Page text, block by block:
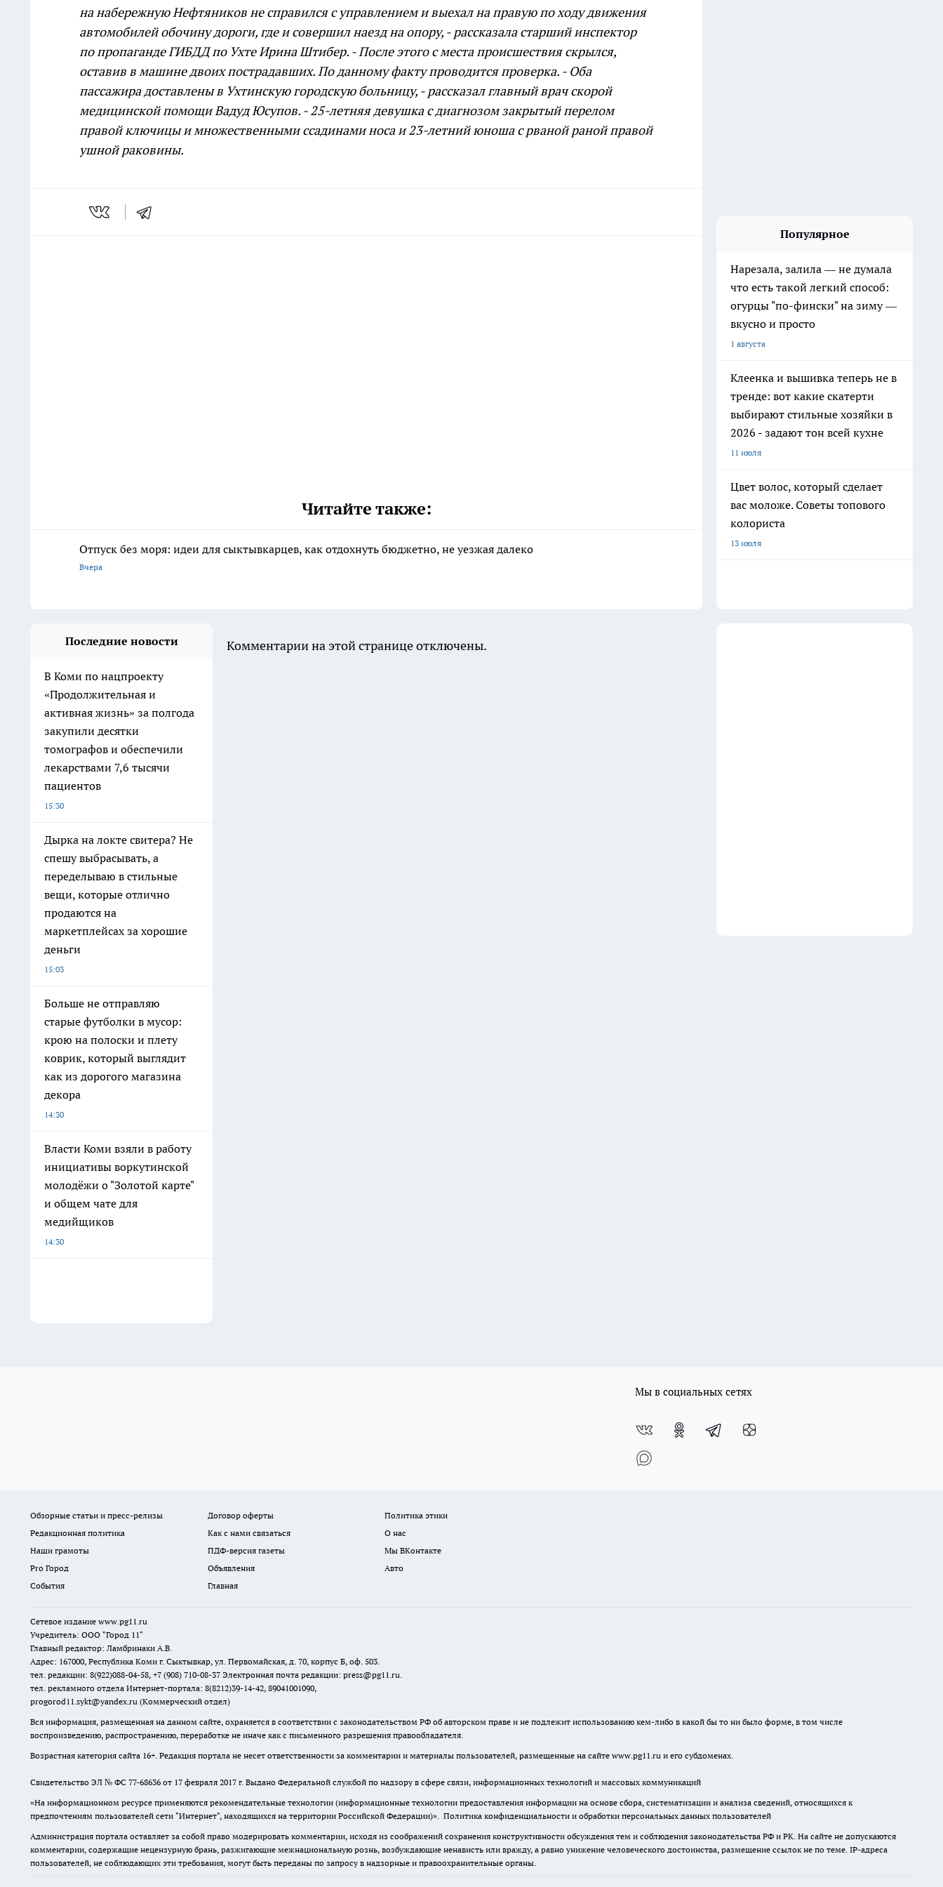
на набережную Нефтяников не справился с управлением и выехал на правую по ходу движения
автомобилей обочину дороги, где и совершил наезд на опору, - рассказала старший инспектор
по пропаганде ГИБДД по Ухте Ирина Штибер. - После этого с места происшествия скрылся,
оставив в машине двоих пострадавших. По данному факту проводится проверка. - Оба
пассажира доставлены в Ухтинскую городскую больницу, - рассказал главный врач скорой
медицинской помощи Вадуд Юсупов. - 25-летняя девушка с диагнозом закрытый перелом
правой ключицы и множественными ссадинами носа и 23-летний юноша с рваной раной правой
ушной раковины.
Читайте также:
Отпуск без моря: идеи для сыктывкарцев, как отдохнуть бюджетно, не уезжая далеко
Вчера
Популярное
Нарезала, залила — не думала
что есть такой легкий способ:
огурцы "по-фински" на зиму —
вкусно и просто
1 августа
Клеенка и вышивка теперь не в
тренде: вот какие скатерти
выбирают стильные хозяйки в
2026 - задают тон всей кухне
11 июля
Цвет волос, который сделает
вас моложе. Советы топового
колориста
13 июля
Последние новости
В Коми по нацпроекту
«Продолжительная и
активная жизнь» за полгода
закупили десятки
томографов и обеспечили
лекарствами 7,6 тысячи
пациентов
15:30
Дырка на локте свитера? Не
спешу выбрасывать, а
переделываю в стильные
вещи, которые отлично
продаются на
маркетплейсах за хорошие
деньги
15:03
Больше не отправляю
старые футболки в мусор:
крою на полоски и плету
коврик, который выглядит
как из дорогого магазина
декора
14:30
Власти Коми взяли в работу
инициативы воркутинской
молодёжи о "Золотой карте"
и общем чате для
медийщиков
14:30
Комментарии на этой странице отключены.
Мы в социальных сетях
Обзорные статьи и пресс-релизы Договор оферты
Политика этики
Редакционная политика
Как с нами связаться
О нас
Наши грамоты
ПДФ-версия газеты
Мы ВКонтакте
Pro Город
Объявления
Авто
События
Главная
Сетевое издание www.pg11.ru
Учредитель: ООО "Город 11"
Главный редактор: Ламбринаки А.В.
Адрес: 167000, Республика Коми г. Сыктывкар, ул. Первомайская, д. 70, корпус Б, оф. 503.
тел. редакции: 8(922)088-04-58, +7 (908) 710-08-37 Электронная почта редакции: press@pg11.ru.
тел. рекламного отдела Интернет-портала: 8(8212)39-14-42, 89041001090,
progorod11.sykt@yandex.ru (Коммерческий отдел)
Вся информация, размещенная на данном сайте, охраняется в соответствии с законодательством РФ об авторском праве и не подлежит использованию кем-либо в какой бы то ни было форме, в том числе
воспроизведению, распространению, переработке не иначе как с письменного разрешения правообладателя.
Возрастная категория сайта 16+. Редакция портала не несет ответственности за комментарии и материалы пользователей, размещенные на сайте www.pg11.ru и его субдоменах.
Свидетельство ЭЛ № ФС 77-68636 от 17 февраля 2017 г. Выдано Федеральной службой по надзору в сфере связи, информационных технологий и массовых коммуникаций
«На информационном ресурсе применяются рекомендательные технологии (информационные технологии предоставления информации на основе сбора, систематизации и анализа сведений, относящихся к
предпочтениям пользователей сети "Интернет", находящихся на территории Российской Федерации)». Политика конфиденциальности и обработки персональных данных пользователей
Администрация портала оставляет за собой право модерировать комментарии, исходя из соображений сохранения конструктивности обсуждения тем и соблюдения законодательства РФ и РК. На сайте не допускаются
комментарии, содержащие нецензурную брань, разжигающие межнациональную рознь, возбуждающие ненависть или вражду, а равно унижение человеческого достоинства, размещение ссылок не по теме. IP-адреса
пользователей, не соблюдающих эти требования, могут быть переданы по запросу в надзорные и правоохранительные органы.